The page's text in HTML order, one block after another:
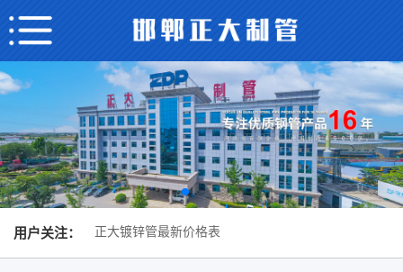
用户关注： 正大镀锌管最新价格表